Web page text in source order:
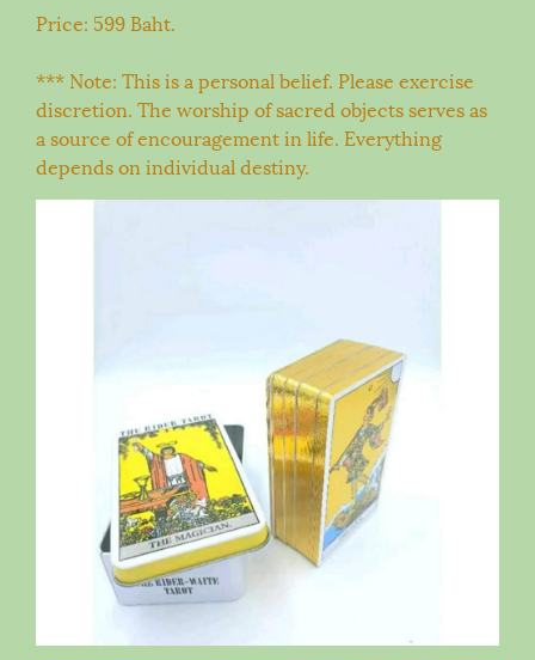
Price: 599 Baht.
*** Note: This is a personal belief. Please exercise
discretion. The worship of sacred objects serves as
a source of encouragement in life. Everything
depends on individual destiny.